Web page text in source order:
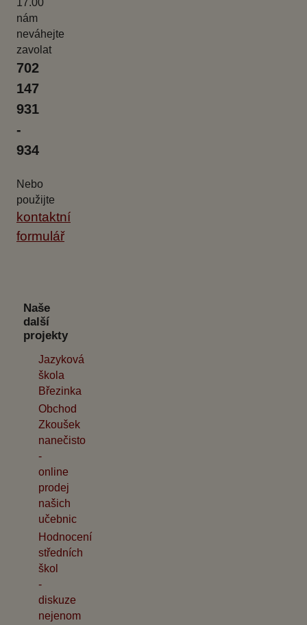
17.00
nám
neváhejte
zavolat
702
147
931
-
934
Nebo
použijte
kontaktní
formulář
Naše
další
projekty
Jazyková
škola
Březinka
Obchod
Zkoušek
nanečisto
-
online
prodej
našich
učebnic
Hodnocení
středních
škol
-
diskuze
nejenom